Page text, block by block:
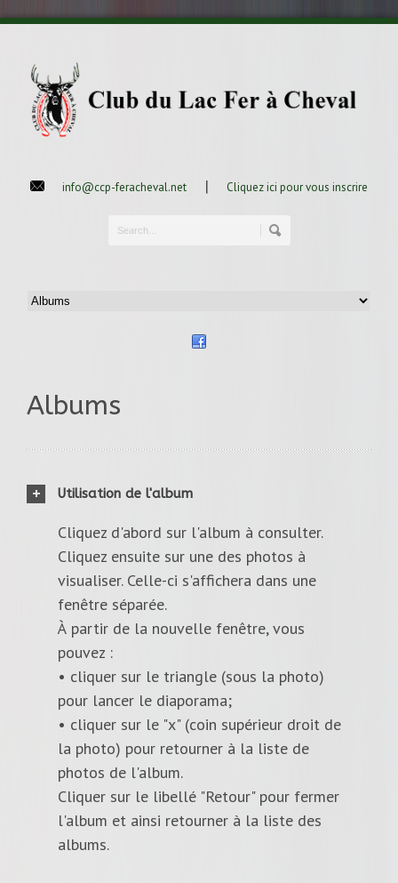
info@ccp-feracheval.net | Cliquez ici pour vous inscrire
Albums
Utilisation de l'album
Cliquez d'abord sur l'album à consulter.
Cliquez ensuite sur une des photos à
visualiser. Celle-ci s'affichera dans une
fenêtre séparée.
À partir de la nouvelle fenêtre, vous
pouvez :
• cliquer sur le triangle (sous la photo)
pour lancer le diaporama;
• cliquer sur le "x" (coin supérieur droit de
la photo) pour retourner à la liste de
photos de l'album.
Cliquer sur le libellé "Retour" pour fermer
l'album et ainsi retourner à la liste des
albums.